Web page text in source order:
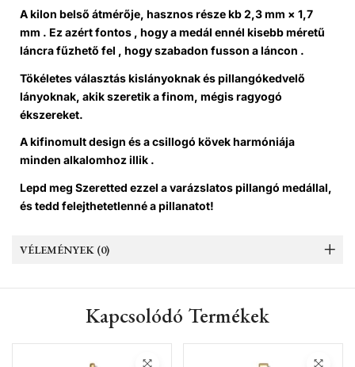
A kilon belső átmérője, hasznos része kb 2,3 mm × 1,7
mm . Ez azért fontos , hogy a medál ennél kisebb méretű
láncra fűzhető fel , hogy szabadon fusson a láncon .
Tökéletes választás kislányoknak és pillangókedvelő
lányoknak, akik szeretik a finom, mégis ragyogó
ékszereket.
A kifinomult design és a csillogó kövek harmóniája
minden alkalomhoz illik .
Lepd meg Szeretted ezzel a varázslatos pillangó medállal,
és tedd felejthetetlenné a pillanatot!
VÉLEMÉNYEK (0)
Kapcsolódó Termékek